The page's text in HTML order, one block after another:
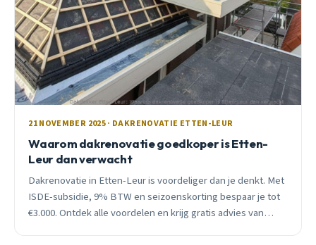
21 NOVEMBER 2025 · DAKRENOVATIE ETTEN-LEUR
Waarom dakrenovatie goedkoper is Etten-
Leur dan verwacht
Dakrenovatie in Etten-Leur is voordeliger dan je denkt. Met
ISDE-subsidie, 9% BTW en seizoenskorting bespaar je tot
€3.000. Ontdek alle voordelen en krijg gratis advies van